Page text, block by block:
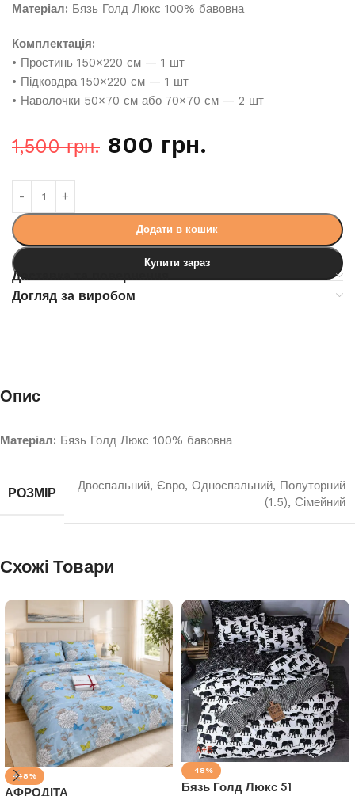
Матеріал: Бязь Голд Люкс 100% бавовна
Комплектація:
• Простинь 150×220 см — 1 шт
• Підковдра 150×220 см — 1 шт
• Наволочки 50×70 см або 70×70 см — 2 шт
1,500грн. 800 грн.
Додати в кошик
Купити зараз
Доставка та повернення
Догляд за виробом
Опис
Матеріал: Бязь Голд Люкс 100% бавовна
РОЗМІР
Двоспальний, Євро, Односпальний, Полуторний
(1.5), Сімейний
Схожі Товари
-48%
АФРОДІТА
-48%
Бязь Голд Люкс 51